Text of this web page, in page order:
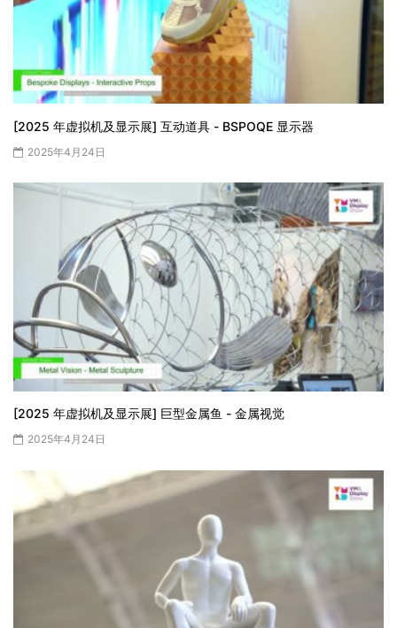
[2025 年虚拟机及显示展] 互动道具 - BSPOQE 显示器
2025年4月24日
[2025 年虚拟机及显示展] 巨型金属鱼 - 金属视觉
2025年4月24日